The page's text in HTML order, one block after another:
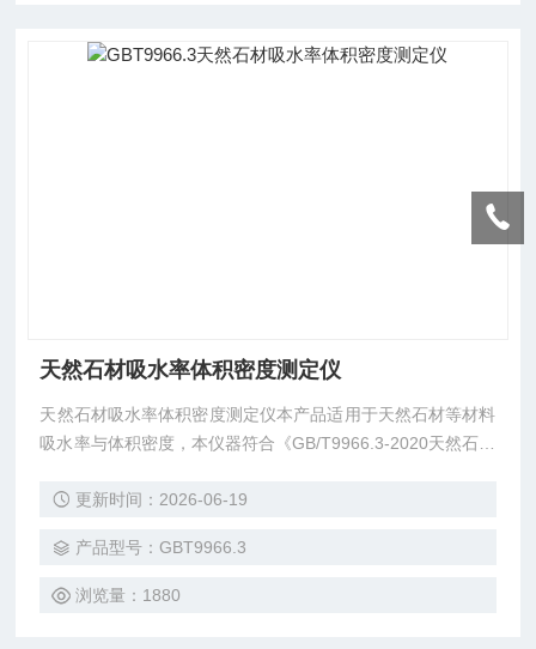
天然石材吸水率体积密度测定仪
天然石材吸水率体积密度测定仪本产品适用于天然石材等材料
吸水率与体积密度，本仪器符合《GB/T9966.3-2020天然石材
要求。用于测定瓷砖、混凝土、骨料、天然石材等比重的设
钩的合适电子秤进行测试。环氧粉末涂层钢框架的下部装有可
调节高度的平台和水容器，可进行特定重量称重测试。
更新时间：2026-06-19
产品型号：GBT9966.3
浏览量：1880